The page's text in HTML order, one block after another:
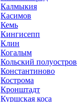
Калмыкия
Касимов
Кемь
Кингисепп
Клин
Когалым
Кольский полуостров
Константиново
Кострома
Кронштадт
Куршская коса